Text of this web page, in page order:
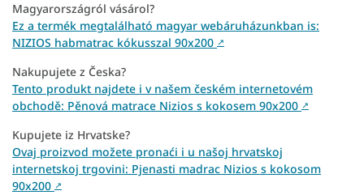
Magyarországról vásárol?
Ez a termék megtalálható magyar webáruházunkban is:
NIZIOS habmatrac kókusszal 90x200 ↗
Nakupujete z Česka?
Tento produkt najdete i v našem českém internetovém
obchodě: Pěnová matrace Nizios s kokosem 90x200 ↗
Kupujete iz Hrvatske?
Ovaj proizvod možete pronaći i u našoj hrvatskoj
internetskoj trgovini: Pjenasti madrac Nizios s kokosom
90x200 ↗